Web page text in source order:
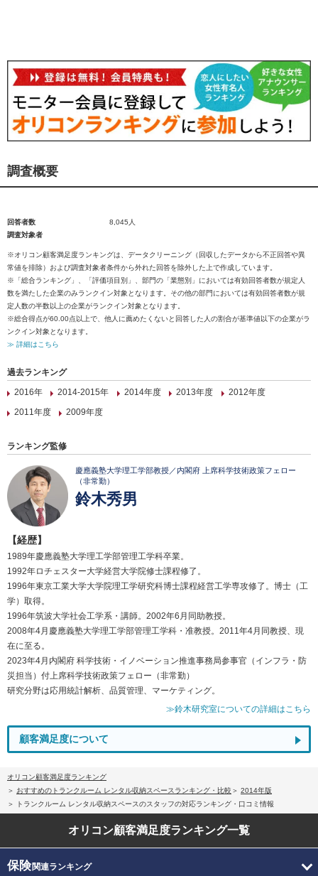
調査概要
回答者数
8,045人
調査対象者
※オリコン顧客満足度ランキングは、データクリーニング（回収したデータから不正回答や異
常値を排除）および調査対象者条件から外れた回答を除外した上で作成しています。
※「総合ランキング」、「評価項目別」、部門の「業態別」においては有効回答者数が規定人
数を満たした企業のみランクイン対象となります。その他の部門においては有効回答者数が規
定人数の半数以上の企業がランクイン対象となります。
※総合得点が60.00点以上で、他人に薦めたくないと回答した人の割合が基準値以下の企業がラ
ンクイン対象となります。
≫ 詳細はこちら
過去ランキング
2016年
2014-2015年 2014年度 2013年度
2012年度
2011年度
2009年度
ランキング監修
慶應義塾大学理工学部教授／内閣府 上席科学技術政策フェロー
（非常勤）
鈴木秀男
【経歴】
1989年慶應義塾大学理工学部管理工学科卒業。
1992年ロチェスター大学経営大学院修士課程修了。
1996年東京工業大学大学院理工学研究科博士課程経営工学専攻修了。博士（工
学）取得。
1996年筑波大学社会工学系・講師。2002年6月同助教授。
2008年4月慶應義塾大学理工学部管理工学科・准教授。2011年4月同教授、現
在に至る。
2023年4月内閣府 科学技術・イノベーション推進事務局参事官（インフラ・防
災担当）付上席科学技術政策フェロー（非常勤）
研究分野は応用統計解析、品質管理、マーケティング。
≫鈴木研究室についての詳細はこちら
顧客満足度について
オリコン顧客満足度ランキング
おすすめのトランクルーム レンタル収納スペースランキング・比較
2014年版
トランクルーム レンタル収納スペースのスタッフの対応ランキング・口コミ情報
オリコン顧客満足度ランキング一覧
保険関連ランキング